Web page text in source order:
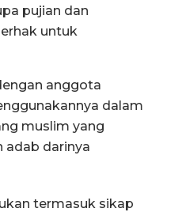
pujian dan
untuk
anggota
dalam
muslim yang
adab darinya
termasuk sikap